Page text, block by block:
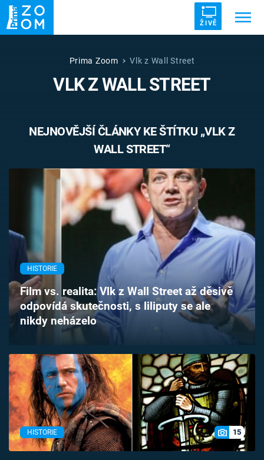
ŽIVĚ
ZRÁDCI UFO DRUHÁ SVĚTOVÁ VÁLKA
VETŘELCI DÁVNOVĚKU
Témata
Časopis
Sledujte prima+
Sledujte nás
Prima Zoom Vlk z Wall Street
VLK Z WALL STREET
NEJNOVĚJŠÍ ČLÁNKY KE ŠTÍTKU „VLK Z
WALL STREET“
HISTORIE
Film vs. realita: Vlk z Wall Street až děsivě
odpovídá skutečnosti, s liliputy se ale
nikdy neházelo
HISTORIE 15